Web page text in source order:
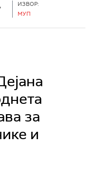
ИЗВОР:
МУП
за
и